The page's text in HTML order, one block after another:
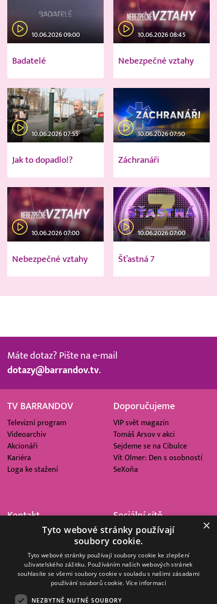
10.06.2026 09:00
Badatelé
10.06.2026 08:45
Nebezpečné vztahy
10.06.2026 07:55
Jak to dopadlo!?
10.06.2026 07:50
Záchranáři
10.06.2026 07:00
Nebezpečné vztahy
10.06.2026 07:00
Šťastná 7
Máte dotaz? Pište na e-mail
dotazy@barrandov.tv.
TV BARRANDOV
Televizní program
Videoarchiv
Akcionáři
Kariéra
Loga ke stažení
Doporučujeme
VIP svět magazín
Tomáš Arsov v akci
Sejdeme se na Cibulce
Vít Olmer: Den s osobností
SeXoňa
Kontakt
Barrandov Televizní Studio,
Kříženeckého nám. 322
152 00 Praha 5
IČ 416 93 311
Sociální sítě
×
Tyto webové stránky používají
soubory cookie.
Tyto webové stránky používají soubory cookie ke zlepšení
uživatelského zážitku. Používáním našich webových stránek
souhlasíte se všemi soubory cookie v souladu s našimi zásadami
používání souborů cookie. Více informací
NEZBYTNĚ NUTNÉ SOUBORY